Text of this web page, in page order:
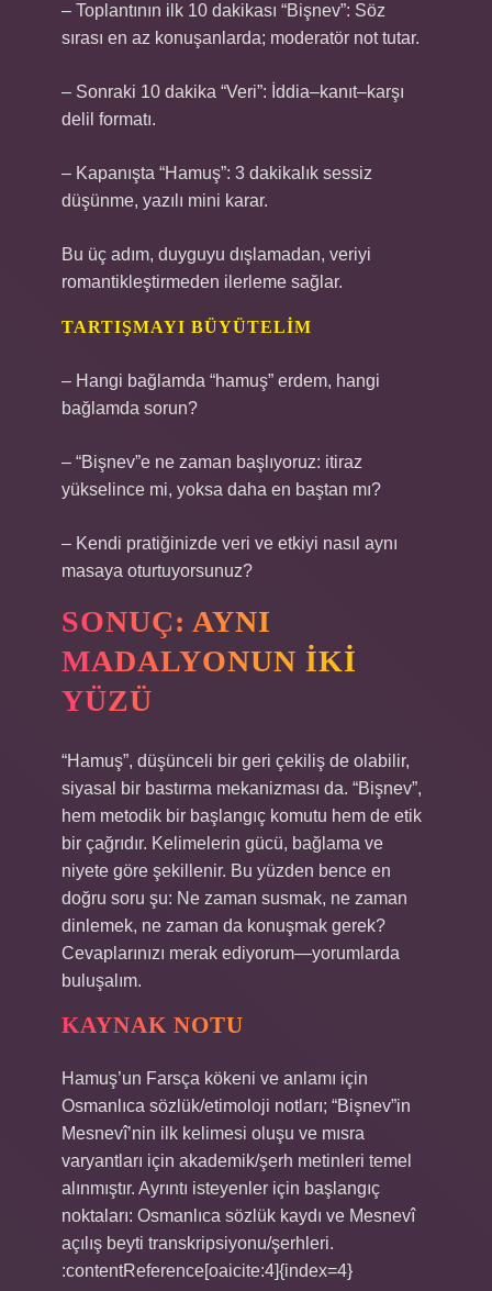
– Toplantının ilk 10 dakikası “Bişnev”: Söz
sırası en az konuşanlarda; moderatör not tutar.
– Sonraki 10 dakika “Veri”: İddia–kanıt–karşı
delil formatı.
– Kapanışta “Hamuş”: 3 dakikalık sessiz
düşünme, yazılı mini karar.
Bu üç adım, duyguyu dışlamadan, veriyi
romantikleştirmeden ilerleme sağlar.
TARTIŞMAYI BÜYÜTELIM
– Hangi bağlamda “hamuş” erdem, hangi
bağlamda sorun?
– “Bişnev”e ne zaman başlıyoruz: itiraz
yükselince mi, yoksa daha en baştan mı?
– Kendi pratiğinizde veri ve etkiyi nasıl aynı
masaya oturtuyorsunuz?
SONUÇ: AYNI
MADALYONUN IKI
YÜZÜ
“Hamuş”, düşünceli bir geri çekiliş de olabilir,
siyasal bir bastırma mekanizması da. “Bişnev”,
hem metodik bir başlangıç komutu hem de etik
bir çağrıdır. Kelimelerin gücü, bağlama ve
niyete göre şekillenir. Bu yüzden bence en
doğru soru şu: Ne zaman susmak, ne zaman
dinlemek, ne zaman da konuşmak gerek?
Cevaplarınızı merak ediyorum—yorumlarda
buluşalım.
KAYNAK NOTU
Hamuş’un Farsça kökeni ve anlamı için
Osmanlıca sözlük/etimoloji notları; “Bişnev”in
Mesnevî’nin ilk kelimesi oluşu ve mısra
varyantları için akademik/şerh metinleri temel
alınmıştır. Ayrıntı isteyenler için başlangıç
noktaları: Osmanlıca sözlük kaydı ve Mesnevî
açılış beyti transkripsiyonu/şerhleri.
:contentReference[oaicite:4]{index=4}